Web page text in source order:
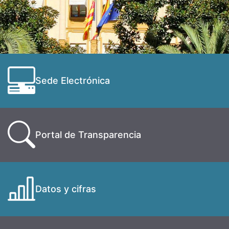
Sede Electrónica
Portal de Transparencia
Datos y cifras